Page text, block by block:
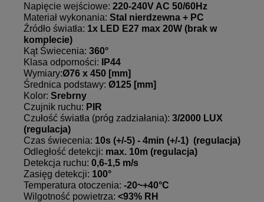
Napięcie wejściowe: 220-240V AC 50/60Hz
Materiał wykonania: Stal nierdzewna + PC
Źródło światła: 1x LED E27 max 20W (brak w
komplecie)
Kąt Świecenia: 360°
Klasa odporności: IP44
Wymiary:Ø76 x 450 [mm]
Średnica podstawy: Ø125 [mm]
Kolor: Srebrny
Czujnik ruchu: PIR
Czułość światła (próg zadziałania): 3/2000 LUX
(regulacja)
Czas świecenia: 10s (+/-5) - 4min (+/-1) (regulacja)
Odległość detekcji: max. 10m (regulacja)
Detekcja ruchu: 0,6-1,5 m/s
Zasięg detekcji: 100°
Temperatura otoczenia: -20~+40°C
Wilgotność powietrza: <93% RH